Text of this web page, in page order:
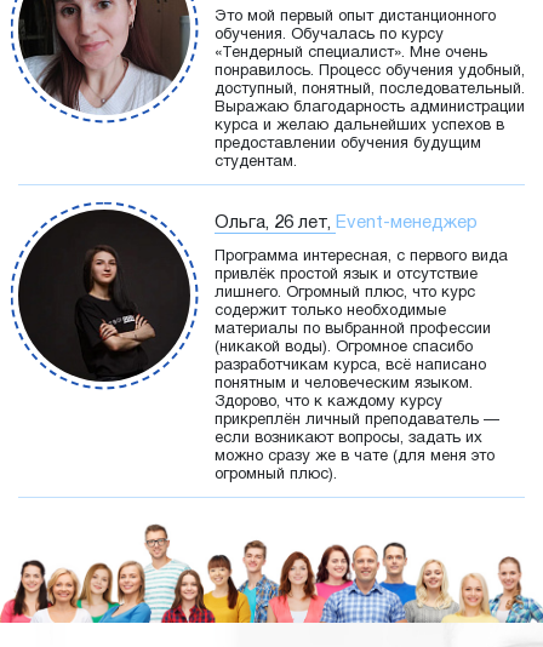
Это мой первый опыт дистанционного
обучения. Обучалась по курсу
«Тендерный специалист». Мне очень
понравилось. Процесс обучения удобный,
доступный, понятный, последовательный.
Выражаю благодарность администрации
курса и желаю дальнейших успехов в
предоставлении обучения будущим
студентам.
Ольга, 26 лет, Event-менеджер
Программа интересная, с первого вида
привлёк простой язык и отсутствие
лишнего. Огромный плюс, что курс
содержит только необходимые
материалы по выбранной профессии
(никакой воды). Огромное спасибо
разработчикам курса, всё написано
понятным и человеческим языком.
Здорово, что к каждому курсу
прикреплён личный преподаватель —
если возникают вопросы, задать их
можно сразу же в чате (для меня это
огромный плюс).